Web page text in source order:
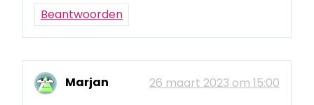
Beantwoorden
Marjan
26 maart 2023 om 15:00